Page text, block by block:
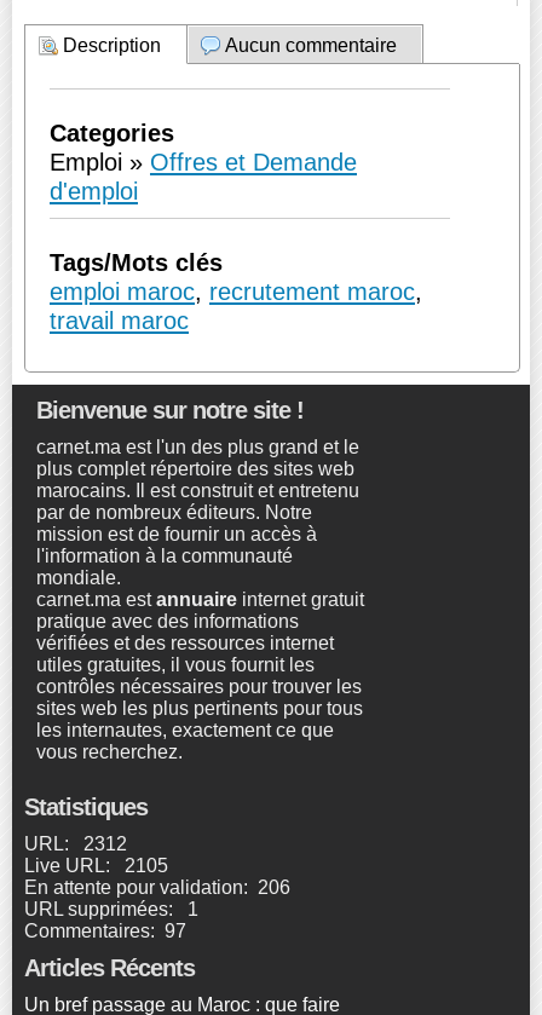
Description Aucun commentaire
Categories
Emploi » Offres et Demande
d'emploi
Tags/Mots clés
emploi maroc, recrutement maroc,
travail maroc
Bienvenue sur notre site !
carnet.ma est l'un des plus grand et le
plus complet répertoire des sites web
marocains. Il est construit et entretenu
par de nombreux éditeurs. Notre
mission est de fournir un accès à
l'information à la communauté
mondiale.
carnet.ma estannuaire internet gratuit
pratique avec des informations
vérifiées et des ressources internet
utiles gratuites, il vous fournit les
contrôles nécessaires pour trouver les
sites web les plus pertinents pour tous
les internautes, exactement ce que
vous recherchez.
Statistiques
URL: 2312
Live URL: 2105
En attente pour validation: 206
URL supprimées: 1
Commentaires: 97
Articles Récents
Un bref passage au Maroc : que faire